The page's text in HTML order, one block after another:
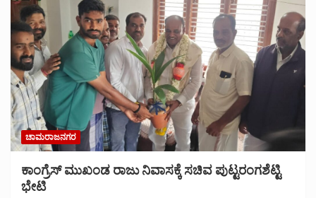
ಚಾಮರಾಜನಗರ
ಕಾಂಗ್ರೆಸ್ ಮುಖಂಡ ರಾಜು ನಿವಾಸಕ್ಕೆ ಸಚಿವ ಪುಟ್ಟರಂಗಶೆಟ್ಟಿ
ಭೇಟಿ